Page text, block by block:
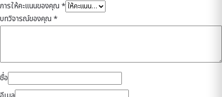
การให้คะแนนของคุณ *
บทวิจารณ์ของคุณ *
ชื่อ